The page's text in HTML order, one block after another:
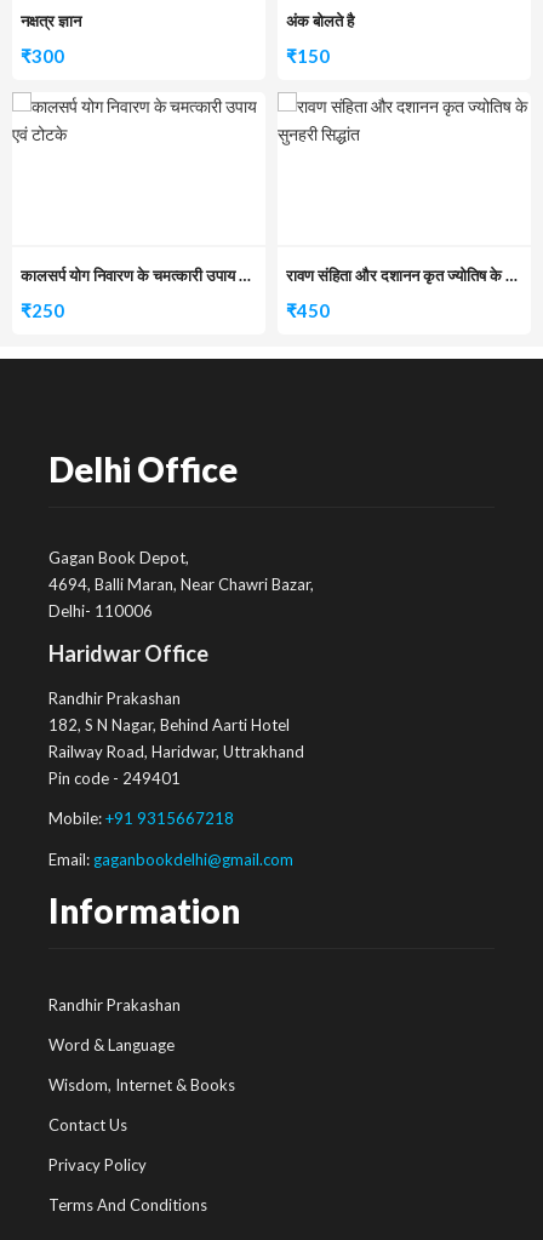
नक्षत्र ज्ञान
₹300
अंक बोलते है
₹150
कालसर्प योग निवारण के चमत्कारी उपाय एवं टोटके
₹250
रावण संहिता और दशानन कृत ज्योतिष के सुनहरी सिद्धांत
₹450
Delhi Office
Gagan Book Depot,
4694, Balli Maran, Near Chawri Bazar,
Delhi- 110006
Haridwar Office
Randhir Prakashan
182, S N Nagar, Behind Aarti Hotel
Railway Road, Haridwar, Uttrakhand
Pin code - 249401
Mobile:+91 9315667218
Email: gaganbookdelhi@gmail.com
Information
Randhir Prakashan
Word & Language
Wisdom, Internet & Books
Contact Us
Privacy Policy
Terms And Conditions